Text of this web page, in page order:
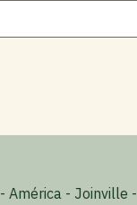
América - Joinville -